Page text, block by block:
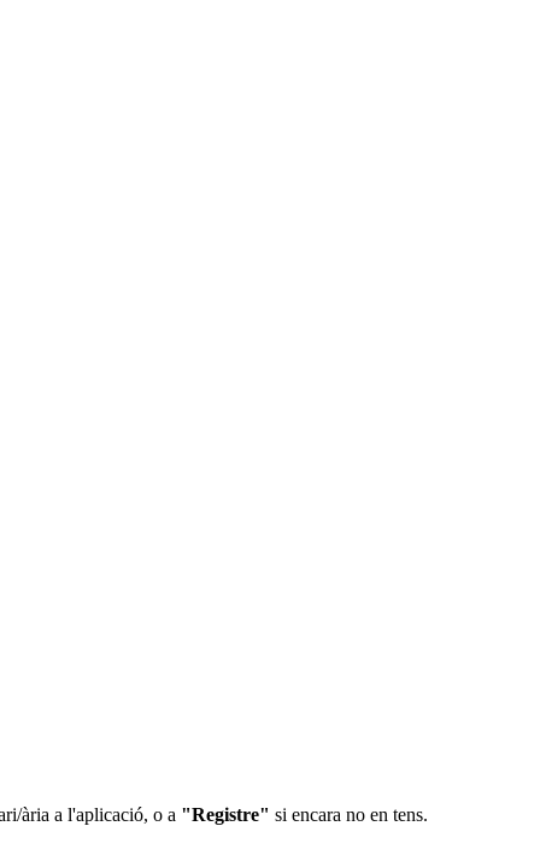
ària a l'aplicació, o a "Registre" si encara no en tens.